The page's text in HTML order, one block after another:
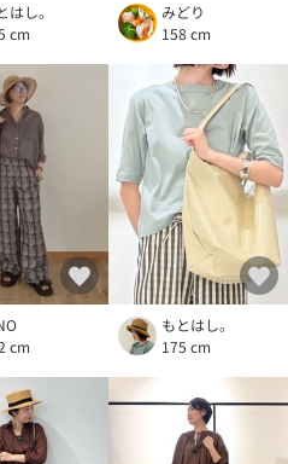
はし。
cm
みどり
158 cm
cm
もとはし。
175 cm